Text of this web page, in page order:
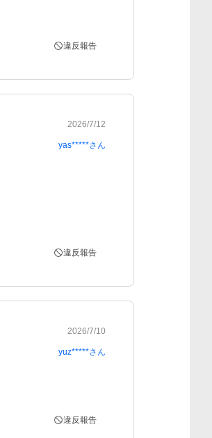
違反報告
2026/7/12
yas*****さん
違反報告
2026/7/10
yuz*****さん
違反報告